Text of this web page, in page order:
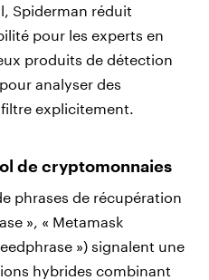
Spiderman réduit
pour les experts en
produits de détection
analyser des
explicitement.
de cryptomonnaies
phrases de récupération
», « Metamask
») signalent une
hybrides combinant